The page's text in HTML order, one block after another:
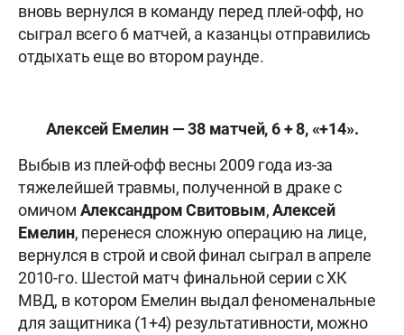
вновь вернулся в команду перед плей-офф, но
сыграл всего 6 матчей, а казанцы отправились
отдыхать еще во втором раунде.
Алексей Емелин — 38 матчей, 6 + 8, «+14».
Выбыв из плей-офф весны 2009 года из-за
тяжелейшей травмы, полученной в драке с
омичом Александром Свитовым,Алексей
Емелин, перенеся сложную операцию на лице,
вернулся в строй и свой финал сыграл в апреле
2010-го. Шестой матч финальной серии с ХК
МВД, в котором Емелин выдал феноменальные
для защитника (1+4) результативности, можно